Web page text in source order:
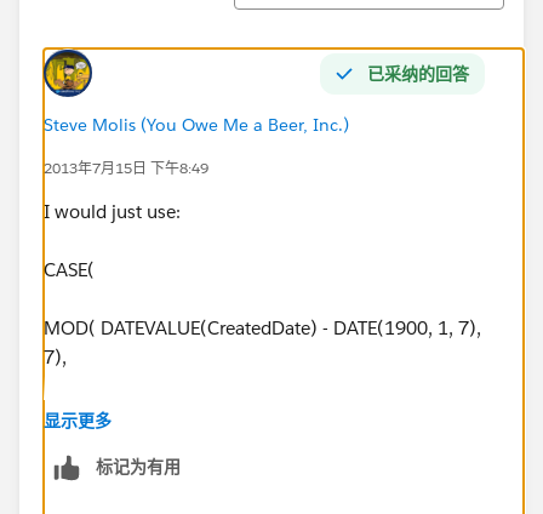
已采纳的回答
Steve Molis (You Owe Me a Beer, Inc.)
2013年7月15日 下午8:49
I would just use:
CASE(
MOD( DATEVALUE(CreatedDate) - DATE(1900, 1, 7),
7),
0, "1. Sunday",
1, "2. Monday",
显示更多
标记为有用